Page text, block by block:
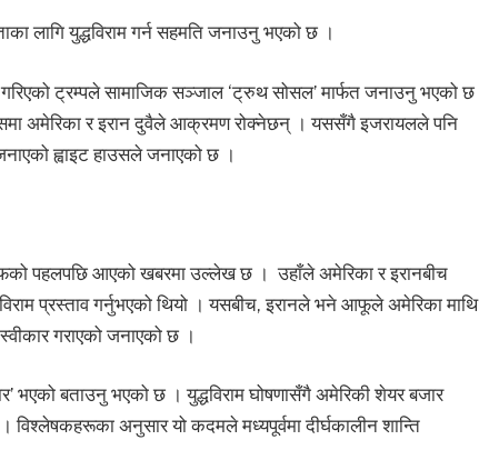
लागि युद्धविराम गर्न सहमति जनाउनु भएको छ ।
ट्रम्पले सामाजिक सञ्जाल ‘ट्रुथ सोसल’ मार्फत जनाउनु भएको छ
अमेरिका र इरान दुवैले आक्रमण रोक्नेछन् । यससँगै इजरायलले पनि
ह्वाइट हाउसले जनाएको छ ।
पहलपछि आएको खबरमा उल्लेख छ । उहाँले अमेरिका र इरानबीच
प्रस्ताव गर्नुभएको थियो । यसबीच, इरानले भने आफूले अमेरिका माथि
गराएको जनाएको छ ।
भएको बताउनु भएको छ । युद्धविराम घोषणासँगै अमेरिकी शेयर बजार
अनुसार यो कदमले मध्यपूर्वमा दीर्घकालीन शान्ति